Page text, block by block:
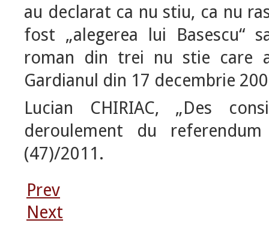
au declarat ca nu stiu, ca nu
fost „alegerea lui Basescu“
roman din trei nu stie care
Gardianul din 17 decembrie
Lucian CHIRIAC, „Des
deroulement du
(47)/2011.
Prev
Next